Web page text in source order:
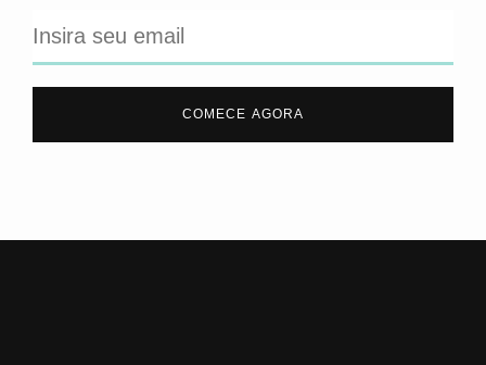
COMECE AGORA